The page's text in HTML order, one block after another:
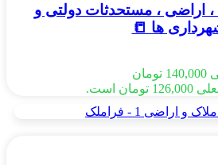
، اراضی ، مستحدثات دولتی و
ها 📒
قیمت اصلی 140,000 تومان
است.